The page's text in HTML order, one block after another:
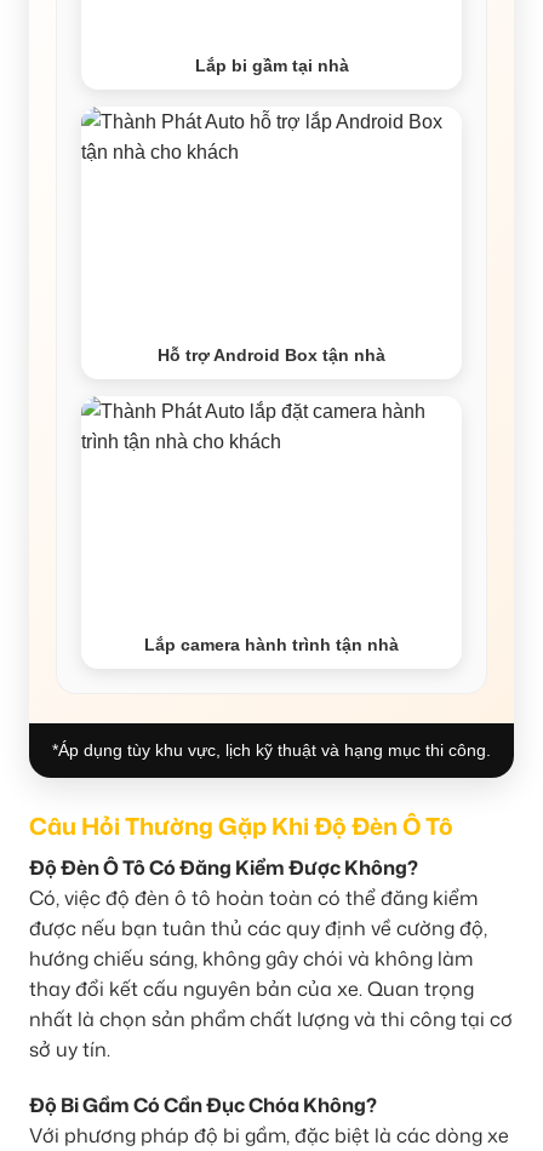
Lắp bi gầm tại nhà
Hỗ trợ Android Box tận nhà
Lắp camera hành trình tận nhà
*Áp dụng tùy khu vực, lịch kỹ thuật và hạng mục thi công.
Câu Hỏi Thường Gặp Khi Độ Đèn Ô Tô
Độ Đèn Ô Tô Có Đăng Kiểm Được Không?
Có, việc độ đèn ô tô hoàn toàn có thể đăng kiểm
được nếu bạn tuân thủ các quy định về cường độ,
hướng chiếu sáng, không gây chói và không làm
thay đổi kết cấu nguyên bản của xe. Quan trọng
nhất là chọn sản phẩm chất lượng và thi công tại cơ
sở uy tín.
Độ Bi Gầm Có Cần Đục Chóa Không?
Với phương pháp độ bi gầm, đặc biệt là các dòng xe